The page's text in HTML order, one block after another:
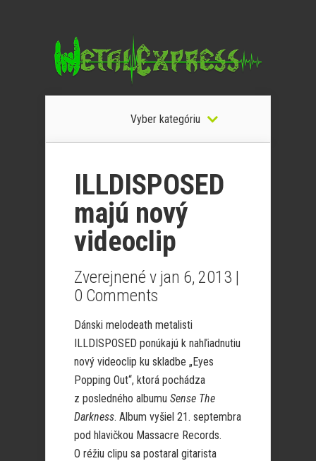
Vyber kategóriu
ILLDISPOSED
majú nový
videoclip
Zverejnené v jan 6, 2013 |
0 Comments
Dánski melodeath metalisti
ILLDISPOSED ponúkajú k nahľiadnutiu
nový videoclip ku skladbe „Eyes
Popping Out“, ktorá pochádza
z posledného albumu Sense The
Darkness. Album vyšiel 21. septembra
pod hlavičkou Massacre Records.
O réžiu clipu sa postaral gitarista